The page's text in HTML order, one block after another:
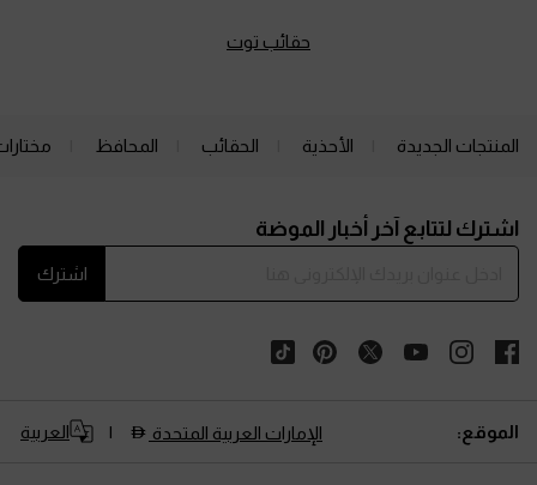
حقائب توت
المنتجات الجديدة الأحذية الحقائب المحافظ
اشترك لتتابع آخر أخبار الموضة
اشترك
الموقع: الإمارات العربية المتحدة العربية